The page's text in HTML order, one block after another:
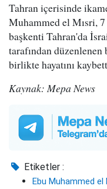
Tahran içerisinde
Muhammed el Mısri,
başkenti Tahran'da
tarafından düzenlenen
birlikte hayatını
Kaynak: Mepa News
Etiketler :
Ebu Muhammed el